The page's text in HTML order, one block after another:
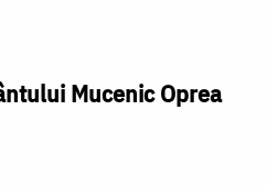
Mucenic Oprea